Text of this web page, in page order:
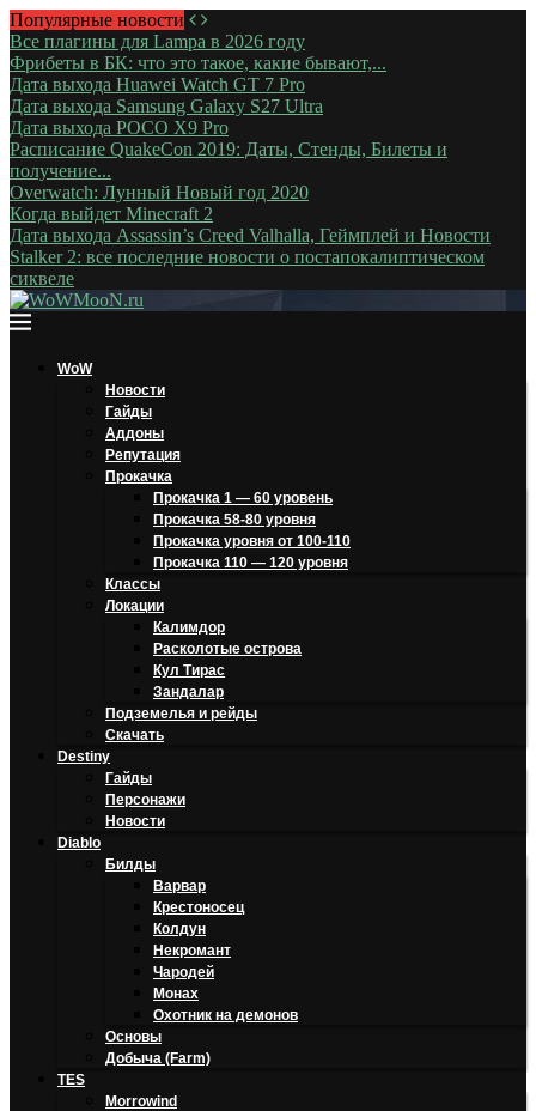
Популярные новости
Все плагины для Lampa в 2026 году
Фрибеты в БК: что это такое, какие бывают,...
Дата выхода Huawei Watch GT 7 Pro
Дата выхода Samsung Galaxy S27 Ultra
Дата выхода POCO X9 Pro
Расписание QuakeCon 2019: Даты, Стенды, Билеты и
получение...
Overwatch: Лунный Новый год 2020
Когда выйдет Minecraft 2
Дата выхода Assassin’s Creed Valhalla, Геймплей и Новости
Stalker 2: все последние новости о постапокалиптическом
сиквеле
WoW
Новости
Гайды
Аддоны
Репутация
Прокачка
Прокачка 1 — 60 уровень
Прокачка 58-80 уровня
Прокачка уровня от 100-110
Прокачка 110 — 120 уровня
Классы
Локации
Калимдор
Расколотые острова
Кул Тирас
Зандалар
Подземелья и рейды
Скачать
Destiny
Гайды
Персонажи
Новости
Diablo
Билды
Варвар
Крестоносец
Колдун
Некромант
Чародей
Монах
Охотник на демонов
Основы
Добыча (Farm)
TES
Morrowind